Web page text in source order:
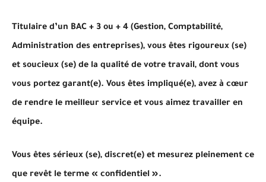
Titulaire d’un BAC + 3 ou + 4 (Gestion, Comptabilité,
Administration des entreprises), vous êtes rigoureux (se)
et soucieux (se) de la qualité de votre travail, dont vous
vous portez garant(e). Vous êtes impliqué(e), avez à cœur
de rendre le meilleur service et vous aimez travailler en
équipe.
Vous êtes sérieux (se), discret(e) et mesurez pleinement ce
que revêt le terme « confidentiel ».